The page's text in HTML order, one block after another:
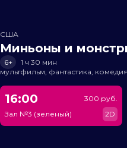
США
Миньоны и
6+
1 ч 30 мин
мультфильм, фантастика,
16:00
Зал №3 (зеленый)
300 руб.
2D